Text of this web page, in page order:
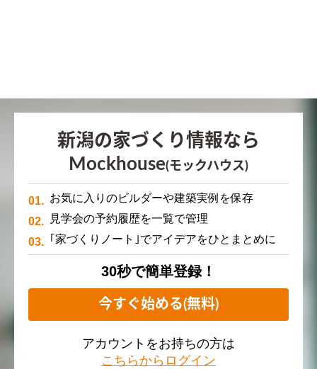
新潟の家づくり情報なら
Mockhouse(モックハウス)
お気に入りのビルダーや建築実例を保存
見学会の予約履歴を一覧で管理
｢家づくりノート｣でアイデアをひとまとめに
30秒で簡単登録！
今すぐ始める(無料)
アカウントをお持ちの方は
こちらからログイン